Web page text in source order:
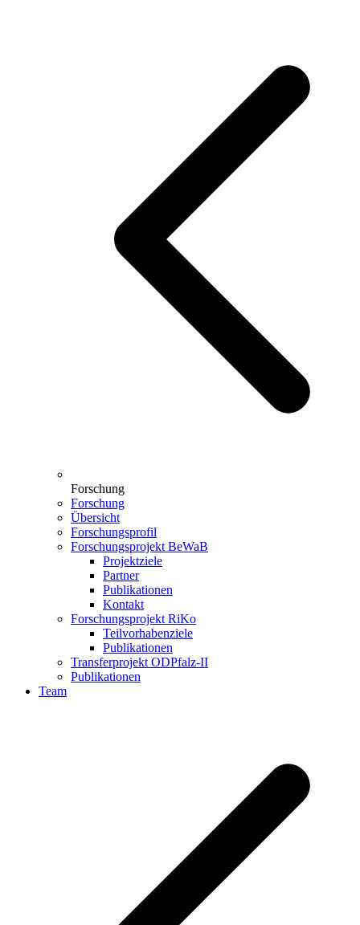
Forschung
Forschung
Übersicht
Forschungsprofil
Forschungsprojekt BeWaB
Projektziele
Partner
Publikationen
Kontakt
Forschungsprojekt RiKo
Teilvorhabenziele
Publikationen
Transferprojekt ODPfalz-II
Publikationen
Team